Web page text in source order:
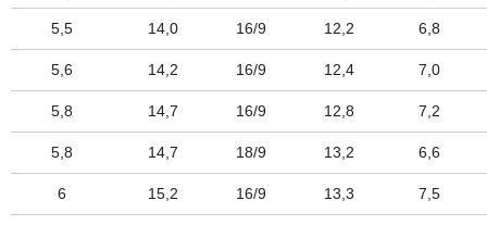
5,5 14,0 16/9 12,2 6,8
5,6 14,2 16/9 12,4 7,0
5,8 14,7 16/9 12,8 7,2
5,8 14,7 18/9 13,2 6,6
6 15,2 16/9 13,3 7,5